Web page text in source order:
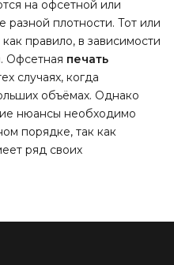
на офсетной или
разной плотности. Тот или
правило, в зависимости
Офсетная печать
случаях, когда
объёмах. Однако
нюансы необходимо
порядке, так как
ряд своих